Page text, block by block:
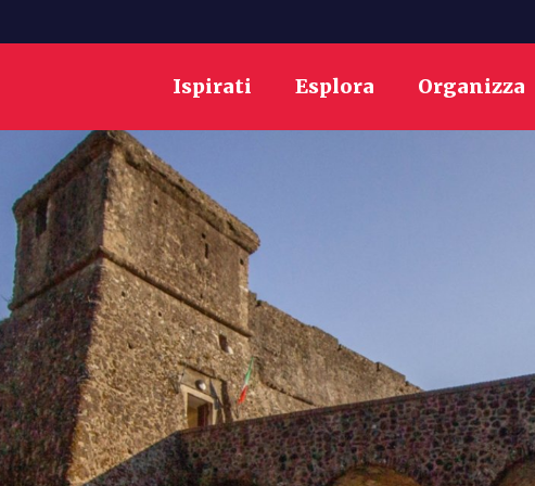
Ispirati Esplora Organizza